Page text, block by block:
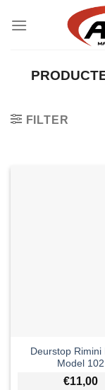
naar
FILTER
Deurstop Rimini
Model 102
€11,00